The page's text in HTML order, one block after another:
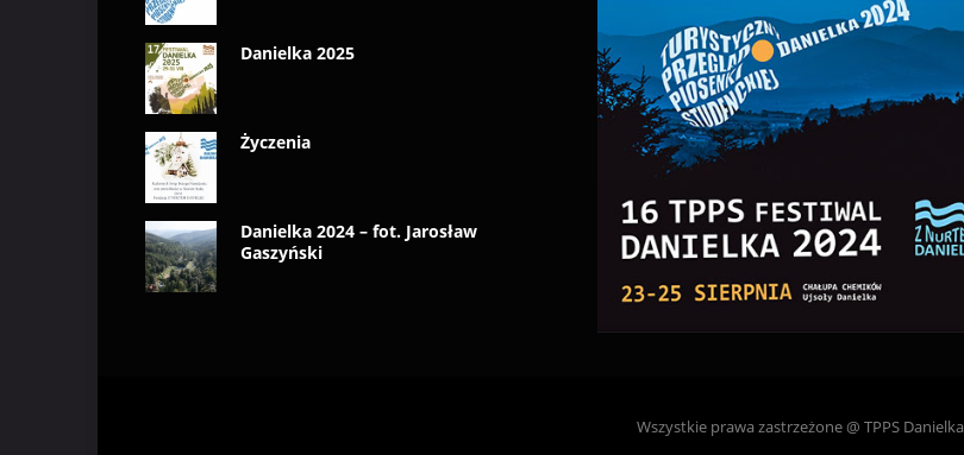
Danielka 2025
Życzenia
Danielka 2024 – fot. Jarosław
Gaszyński
Wszystkie prawa zastrzeżone @ TPPS Danielka